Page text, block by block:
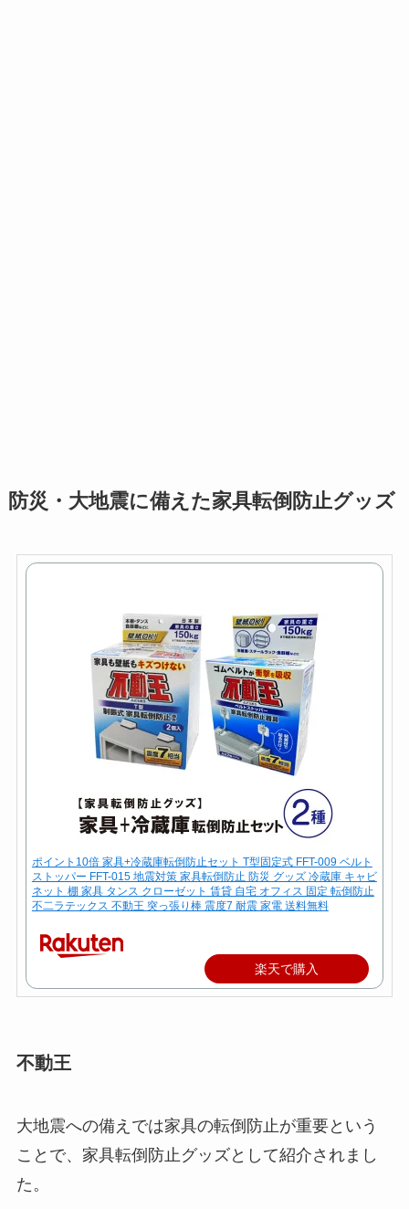
防災・大地震に備えた家具転倒防止グッズ
ポイント10倍 家具+冷蔵庫転倒防止セット T型固定式 FFT-009 ベルト
ストッパー FFT-015 地震対策 家具転倒防止 防災 グッズ 冷蔵庫 キャビ
ネット 棚 家具 タンス クローゼット 賃貸 自宅 オフィス 固定 転倒防止
不二ラテックス 不動王 突っ張り棒 震度7 耐震 家電 送料無料
楽天で購入
不動王
大地震への備えでは家具の転倒防止が重要という
ことで、家具転倒防止グッズとして紹介されまし
た。